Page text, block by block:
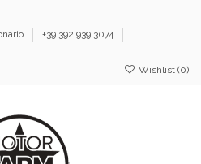
+39 392 939 3074
Wishlist (0)